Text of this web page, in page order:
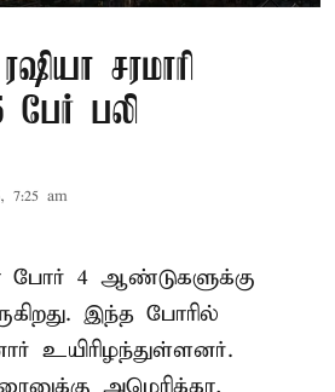
சரமாரி
பேர் பலி
7:25 am
போர் 4 ஆண்டுகளுக்கு
இந்த போரில்
உயிரிழந்துள்ளனர்.